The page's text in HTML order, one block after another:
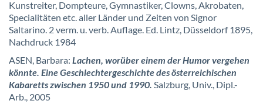
Kunstreiter, Dompteure, Gymnastiker, Clowns, Akrobaten,
Specialitäten etc. aller Länder und Zeiten von Signor
Saltarino. 2 verm. u. verb. Auflage. Ed. Lintz, Düsseldorf 1895,
Nachdruck 1984
ASEN, Barbara: Lachen, worüber einem der Humor vergehen
könnte. Eine Geschlechtergeschichte des österreichischen
Kabaretts zwischen 1950 und 1990. Salzburg, Univ., Dipl.-
Arb., 2005